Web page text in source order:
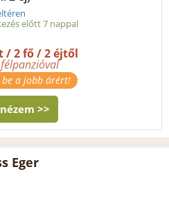
előtt 7 nappal
/ 2 fő / 2 éjtől
be a jobb árért!
>>
Eger